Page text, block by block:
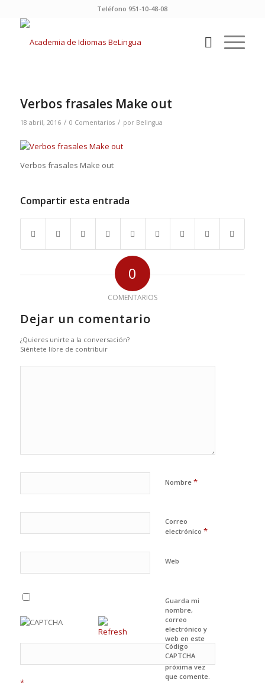
Teléfono 951-10-48-08
Verbos frasales Make out
18 abril, 2016 / 0 Comentarios / por Belingua
Verbos frasales Make out
Compartir esta entrada
0
COMENTARIOS
Dejar un comentario
¿Quieres unirte a la conversación?
Siéntete libre de contribuir
Nombre *
Correo
electrónico *
Web
Guarda mi
nombre,
correo
electrónico y
web en este
navegador
para la
próxima vez
que comente.
Código
CAPTCHA
*